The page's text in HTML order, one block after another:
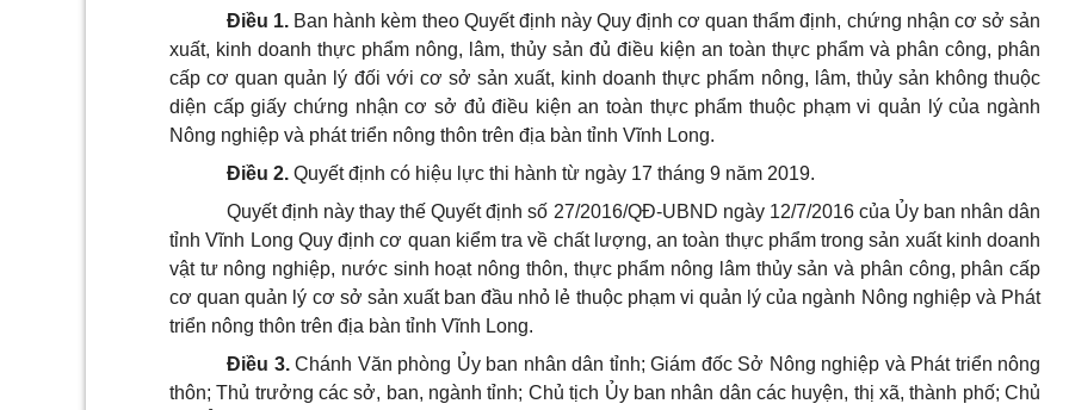
Điều 1. Ban hành kèm theo Quyết định này Quy định cơ quan thẩm định, chứng nhận cơ sở sản
xuất, kinh doanh thực phẩm nông, lâm, thủy sản đủ điều kiện an toàn thực phẩm và phân công, phân
cấp cơ quan quản lý đối với cơ sở sản xuất, kinh doanh thực phẩm nông, lâm, thủy sản không thuộc
diện cấp giấy chứng nhận cơ sở đủ điều kiện an toàn thực phẩm thuộc phạm vi quản lý của ngành
Nông nghiệp và phát triển nông thôn trên địa bàn tỉnh Vĩnh Long.
Điều 2. Quyết định có hiệu lực thi hành từ ngày 17 tháng 9 năm 2019.
Quyết định này thay thế Quyết định số 27/2016/QĐ-UBND ngày 12/7/2016 của Ủy ban nhân dân
tỉnh Vĩnh Long Quy định cơ quan kiểm tra về chất lượng, an toàn thực phẩm trong sản xuất kinh doanh
vật tư nông nghiệp, nước sinh hoạt nông thôn, thực phẩm nông lâm thủy sản và phân công, phân cấp
cơ quan quản lý cơ sở sản xuất ban đầu nhỏ lẻ thuộc phạm vi quản lý của ngành Nông nghiệp và Phát
triển nông thôn trên địa bàn tỉnh Vĩnh Long.
Điều 3. Chánh Văn phòng Ủy ban nhân dân tỉnh; Giám đốc Sở Nông nghiệp và Phát triển nông
thôn; Thủ trưởng các sở, ban, ngành tỉnh; Chủ tịch Ủy ban nhân dân các huyện, thị xã, thành phố; Chủ